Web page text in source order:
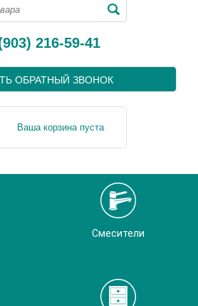
216-59-41
ОБРАТНЫЙ ЗВОНОК
Ваша корзина пуста
Смесители